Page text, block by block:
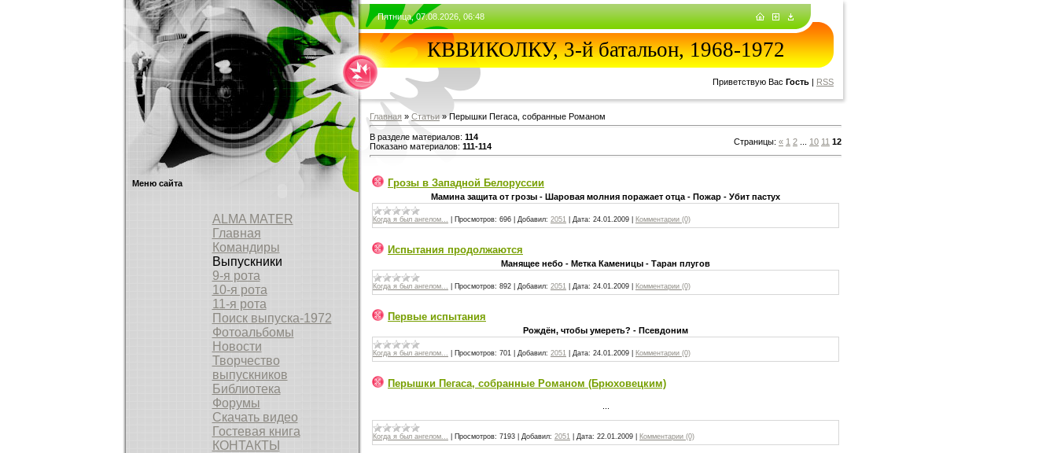
Меню сайта
ALMA MATER
Главная
Командиры
Выпускники
9-я рота
10-я рота
11-я рота
Поиск выпуска-1972
Фотоальбомы
Новости
Творчество
выпускников
Библиотека
Форумы
Скачать видео
Гостевая книга
КОНТАКТЫ
Пятница, 07.08.2026, 06:48
КВВИКОЛКУ, 3-й батальон, 1968-1972
Приветствую Вас Гость | RSS
Главная » Статьи » Перышки Пегаса, собранные Романом
В разделе материалов: 114
Показано материалов: 111-114 Страницы: « 1 2 10 11 12
Грозы в Западной Белоруссии
Мамина защита от грозы - Шаровая молния поражает отца - Пожар - Убит пастух
Когда я был ангелом... Просмотров: 696 Добавил: 2051 Дата: 24.01.2009 Комментарии (0)
Испытания продолжаются
Манящее небо - Метка Каменицы - Таран плугов
Когда я был ангелом... Просмотров: 892 Добавил: 2051 Дата: 24.01.2009 Комментарии (0)
Первые испытания
Рождён, чтобы умереть? - Псевдоним
Когда я был ангелом... Просмотров: 701 Добавил: 2051 Дата: 24.01.2009 Комментарии (0)
Перышки Пегаса, собранные Романом (Брюховецким)
Когда я был ангелом... Просмотров: 7193 Добавил: 2051 Дата: 22.01.2009 Комментарии (0)